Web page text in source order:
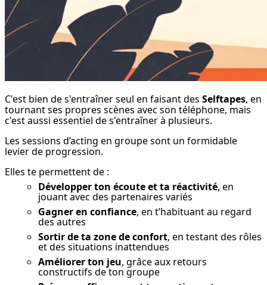
C'est bien de s'entraîner seul en faisant des Selftapes, en
tournant ses propres scènes avec son téléphone, mais
c'est aussi essentiel de s'entraîner à plusieurs.
Les sessions d’acting en groupe sont un formidable
levier de progression.
Elles te permettent de :
Développer ton écoute et ta réactivité, en
jouant avec des partenaires variés
Gagner en confiance, en t’habituant au regard
des autres
Sortir de ta zone de confort, en testant des rôles
et des situations inattendues
Améliorer ton jeu, grâce aux retours
constructifs de ton groupe